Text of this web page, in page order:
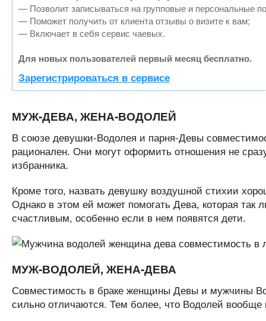
— Позволит записываться на групповые и персональные
— Поможет получить от клиента отзывы о визите к вам;
— Включает в себя сервис чаевых.
Для новых пользователей первый месяц бесплатно.
Зарегистрироваться в сервисе
МУЖ-ДЕВА, ЖЕНА-ВОДОЛЕЙ
В союзе девушки-Водолея и парня-Девы
рационален. Они могут оформить отношения не
избранника.
Кроме того, назвать девушку воздушной стихии
Однако в этом ей может помогать Дева, которая так
счастливым, особенно если в нем появятся дети.
МУЖ-ВОДОЛЕЙ, ЖЕНА-ДЕВА
Совместимость в браке женщины Девы и мужчины
сильно отличаются. Тем более, что Водолей